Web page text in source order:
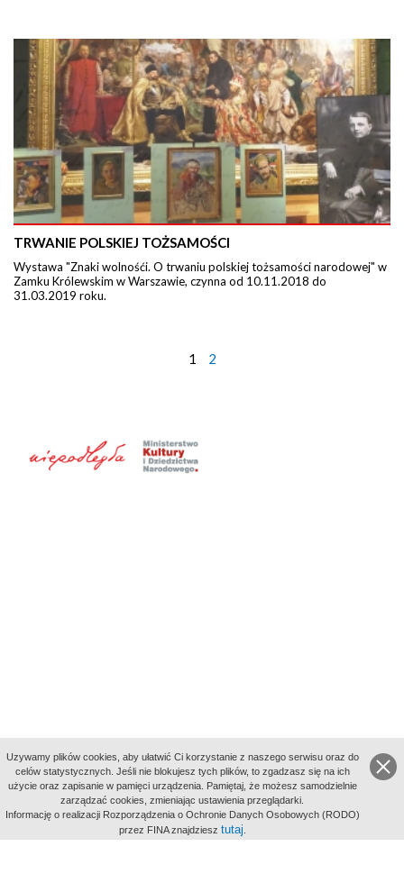
TRWANIE POLSKIEJ TOŻSAMOŚCI
Wystawa "Znaki wolnośći. O trwaniu polskiej tożsamości narodowej" w
Zamku Królewskim w Warszawie, czynna od 10.11.2018 do
31.03.2019 roku.
1 2
aktywności
Uzywamy plików cookies, aby ułatwić Ci korzystanie z naszego serwisu oraz do
celów statystycznych. Jeśli nie blokujesz tych plików, to zgadzasz się na ich
użycie oraz zapisanie w pamięci urządzenia. Pamiętaj, że możesz samodzielnie
zarządzać cookies, zmieniając ustawienia przeglądarki.
Informację o realizacji Rozporządzenia o Ochronie Danych Osobowych (RODO)
przez FINA znajdziesz tutaj